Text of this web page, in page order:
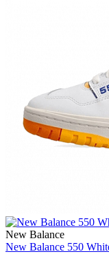
New Balance
New Balance 550